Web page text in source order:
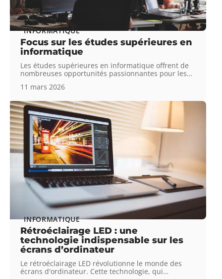
INFORMATIQUE
Focus sur les études supérieures en
informatique
Les études supérieures en informatique offrent de
nombreuses opportunités passionnantes pour les…
11 mars 2026
INFORMATIQUE
Rétroéclairage LED : une
technologie indispensable sur les
écrans d’ordinateur
Le rétroéclairage LED révolutionne le monde des
écrans d'ordinateur. Cette technologie, qui…